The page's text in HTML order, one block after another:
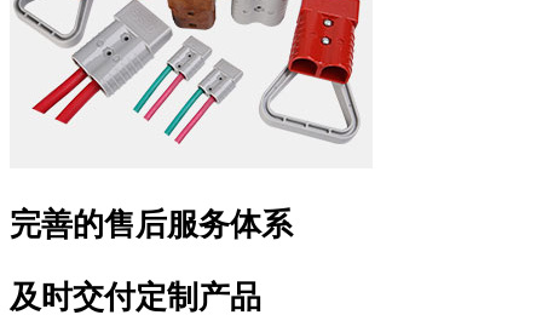
完善的售后服务体系
及时交付定制产品